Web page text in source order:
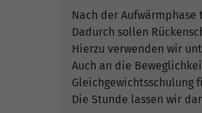
Nach der
Dadurch sollen
Hierzu verwenden wir
Auch an die
Gleichgewichtsschulung
Die Stunde lassen wir